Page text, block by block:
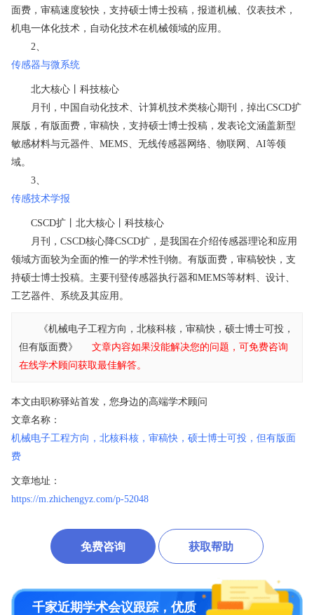
面费，审稿速度较快，支持硕士博士投稿，报道机械、仪表技术，
机电一体化技术，自动化技术在机械领域的应用。
2、
传感器与微系统
北大核心丨科技核心
月刊，中国自动化技术、计算机技术类核心期刊，掉出CSCD扩
展版，有版面费，审稿快，支持硕士博士投稿，发表论文涵盖新型
敏感材料与元器件、MEMS、无线传感器网络、物联网、AI等领
域。
3、
传感技术学报
CSCD扩丨北大核心丨科技核心
月刊，CSCD核心降CSCD扩，是我国在介绍传感器理论和应用
领域方面较为全面的惟一的学术性刊物。有版面费，审稿较快，支
持硕士博士投稿。主要刊登传感器执行器和MEMS等材料、设计、
工艺器件、系统及其应用。
《机械电子工程方向，北核科核，审稿快，硕士博士可投，
但有版面费》
文章内容如果没能解决您的问题，可免费咨询
在线学术顾问获取最佳解答。
本文由职称驿站首发，您身边的高端学术顾问
文章名称：
机械电子工程方向，北核科核，审稿快，硕士博士可投，但有版面
费
文章地址：
https://m.zhichengyz.com/p-52048
免费咨询 获取帮助
千家近期学术会议跟踪，优质